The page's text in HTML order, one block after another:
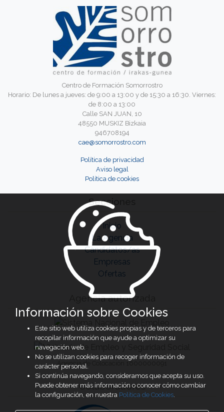
Centro de Formación Somorrostro
Horario: De lunes a jueves: de 9:00 a 13:00 y de 15:30 a 16:30. Viernes:
de 8:00 a 13:00
Calle SAN JUAN, 10
48550 MUSKIZ Bizkaia
946708194
cae@somorrostro.com
Política de privacidad
Aviso legal
Política de cookies
Secciones
Inicio
La Agencia
Candidatos/as
Empresas
Ofertas
Agencia autorizada
Agencia de Colocación 1600000091
Colaboradores
Información sobre Cookies
Este sitio web utiliza cookies propias y de terceros para
recopilar información que ayude a optimizar su
navegación web.
No se utilizan cookies para recoger información de
carácter personal.
Si continúa navegando, consideramos que acepta su uso.
Puede obtener más información o conocer cómo cambiar
la configuración, en nuestra Política de Cookies.